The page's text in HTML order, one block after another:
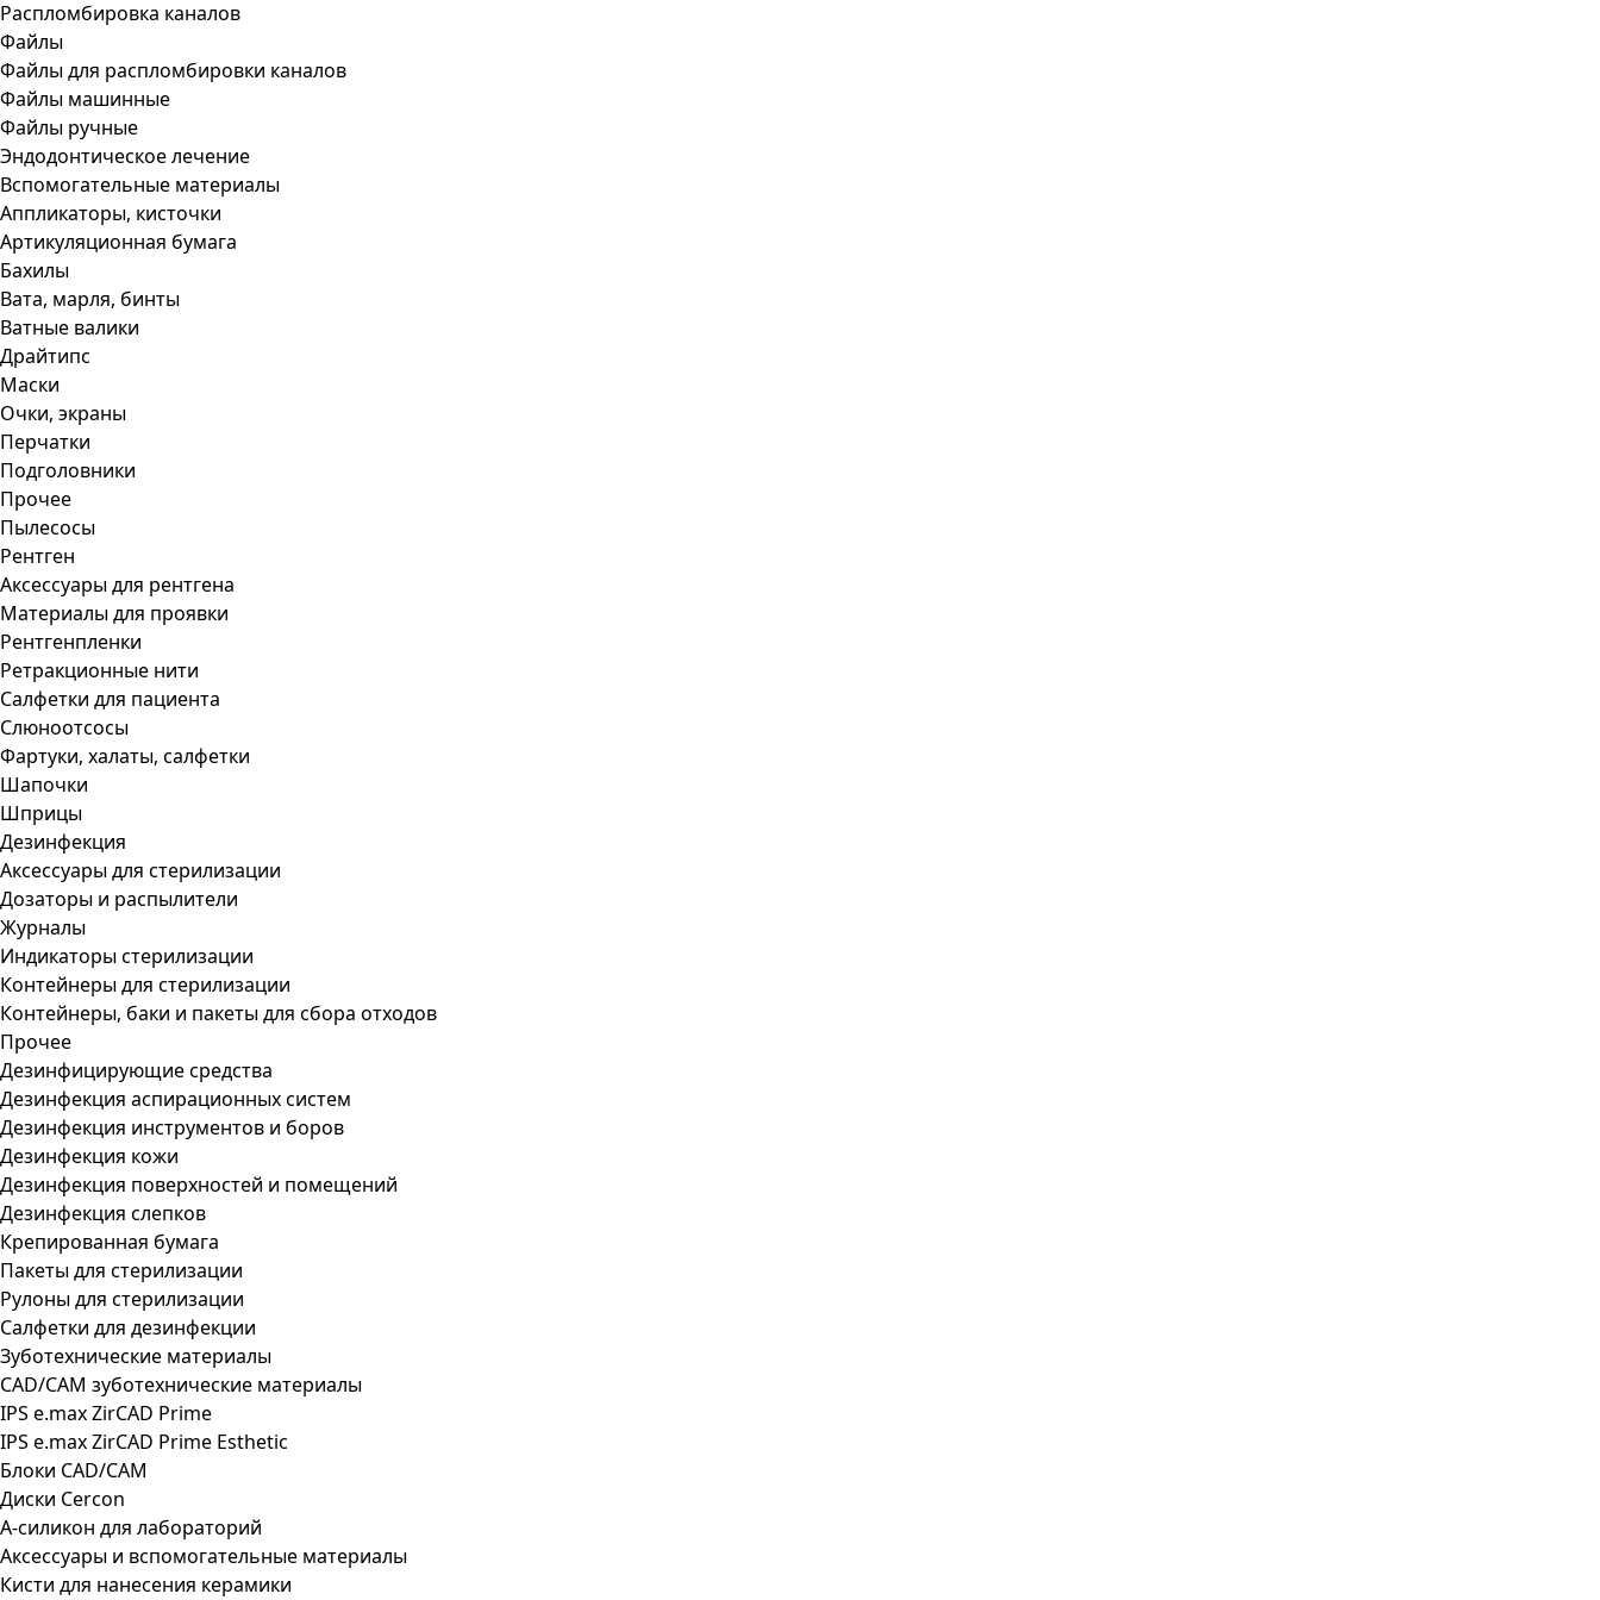
Распломбировка каналов
Файлы
Файлы для распломбировки каналов
Файлы машинные
Файлы ручные
Эндодонтическое лечение
Вспомогательные материалы
Аппликаторы, кисточки
Артикуляционная бумага
Бахилы
Вата, марля, бинты
Ватные валики
Драйтипс
Маски
Очки, экраны
Перчатки
Подголовники
Прочее
Пылесосы
Рентген
Аксессуары для рентгена
Материалы для проявки
Рентгенпленки
Ретракционные нити
Салфетки для пациента
Слюноотсосы
Фартуки, халаты, салфетки
Шапочки
Шприцы
Дезинфекция
Аксессуары для стерилизации
Дозаторы и распылители
Журналы
Индикаторы стерилизации
Контейнеры для стерилизации
Контейнеры, баки и пакеты для сбора отходов
Прочее
Дезинфицирующие средства
Дезинфекция аспирационных систем
Дезинфекция инструментов и боров
Дезинфекция кожи
Дезинфекция поверхностей и помещений
Дезинфекция слепков
Крепированная бумага
Пакеты для стерилизации
Рулоны для стерилизации
Салфетки для дезинфекции
Зуботехнические материалы
CAD/CAM зуботехнические материалы
IPS e.max ZirCAD Prime
IPS e.max ZirCAD Prime Esthetic
Блоки CAD/CAM
Диски Cercon
А-силикон для лабораторий
Аксессуары и вспомогательные материалы
Кисти для нанесения керамики